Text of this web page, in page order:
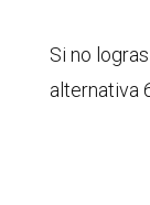
Si no
alternativa